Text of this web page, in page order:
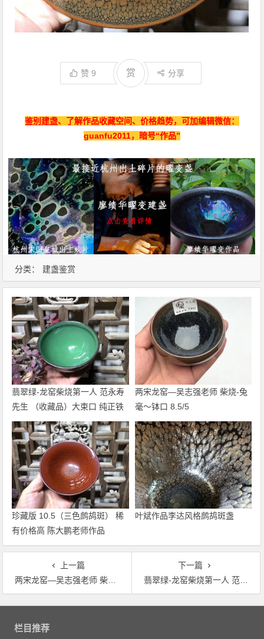
赞9 赏 分享
鉴别建盏、了解作品收藏空间、价格趋势，可加编辑微信：
guanfu2011，暗号“作品”
分类： 建盏鉴赏
翡翠绿-龙窑柴烧第一人 范永寿
先生 （收藏品）大束口 纯正铁
胎 12/7
两宋龙窑—吴志强老师 柴烧-兔
毫～钵口 8.5/5
珍藏版 10.5（三色鹧鸪斑） 稀
有价格高 陈大鹏老师作品
叶斌作品李达风格鹧鸪斑盏
上一篇
两宋龙窑—吴志强老师 柴烧-兔毫～钵口 8.5/5
下一篇
翡翠绿-龙窑柴烧第一人 范永寿先生 （收藏品）大束口 纯正铁胎 12/7
文
栏目推荐